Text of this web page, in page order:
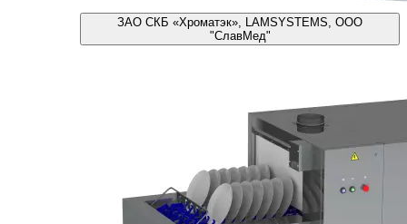
ЗАО СКБ «Хроматэк», LAMSYSTEMS, ООО
"СлавМед"